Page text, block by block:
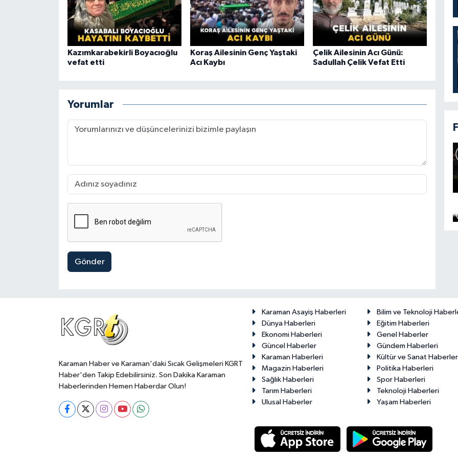
Kazımkarabekirli Boyacıoğlu
vefat etti
Koraş Ailesinin Genç Yaştaki
Acı Kaybı
Çelik Ailesinin Acı Günü:
Sadullah Çelik Vefat Etti
Yorumlar
Gönder
Karaman Haber ve Karaman'daki Sıcak Gelişmeleri KGRT
Haber'den Takip Edebilirsiniz. Son Dakika Karaman
Haberlerinden Hemen Haberdar Olun!
Karaman Asayiş Haberleri
Bilim ve Teknoloji
Dünya Haberleri
Eğitim Haberleri
Ekonomi Haberleri
Genel Haberler
Güncel Haberler
Gündem Haberleri
Karaman Haberleri
Kültür ve Sanat
Magazin Haberleri
Politika Haberleri
Sağlık Haberleri
Spor Haberleri
Tarım Haberleri
Teknoloji Haberleri
Ulusal Haberler
Yaşam Haberleri